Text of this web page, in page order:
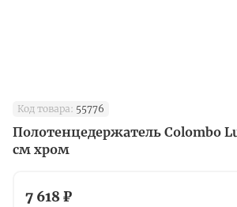
Код товара: 55776
Полотенцедержатель Colombo
см хром
7 618 ₽